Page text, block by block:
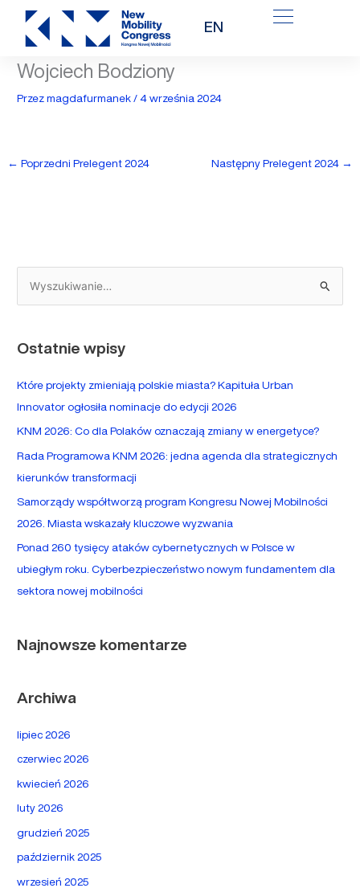
Przejdź
treści
EN
Wojciech Bodziony
Przezmagdafurmanek/4 września 2024
← Poprzedni Prelegent 2024 Następny Prelegent 2024 →
z
k
l
a
:
Ostatnie wpisy
Które projekty zmieniają polskie miasta? Kapituła Urban
Innovator ogłosiła nominacje do edycji 2026
KNM 2026: Co dla Polaków oznaczają zmiany w energetyce?
Rada Programowa KNM 2026: jedna agenda dla strategicznych
kierunków transformacji
Samorządy współtworzą program Kongresu Nowej Mobilności
2026. Miasta wskazały kluczowe wyzwania
Ponad 260 tysięcy ataków cybernetycznych w Polsce w
ubiegłym roku. Cyberbezpieczeństwo nowym fundamentem dla
sektora nowej mobilności
Najnowsze komentarze
Archiwa
lipiec 2026
czerwiec 2026
kwiecień 2026
luty 2026
grudzień 2025
październik 2025
wrzesień 2025